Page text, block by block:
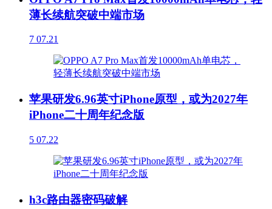
薄长续航突破中端市场
7 07.21
苹果研发6.96英寸iPhone原型，或为2027年
iPhone二十周年纪念版
5 07.22
h3c路由器密码破解